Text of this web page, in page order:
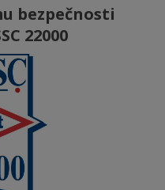
bezpečnosti
22000